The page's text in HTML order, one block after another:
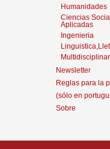
Humanidades
Ciencias
Aplicadas
Ingenieria
Newsletter
Reglas para la
(sólo en
Sobre